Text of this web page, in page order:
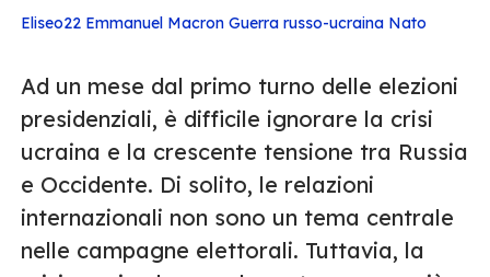
Eliseo22 Emmanuel Macron Guerra russo-ucraina Nato
Ad un mese dal primo turno delle elezioni
presidenziali, è difficile ignorare la crisi
ucraina e la crescente tensione tra Russia
e Occidente. Di solito, le relazioni
internazionali non sono un tema centrale
nelle campagne elettorali. Tuttavia, la